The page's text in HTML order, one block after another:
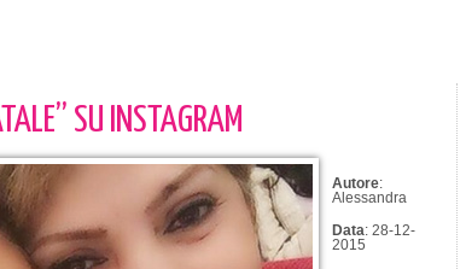
SU INSTAGRAM
Autore:
Alessandra
Data: 28-12-
2015